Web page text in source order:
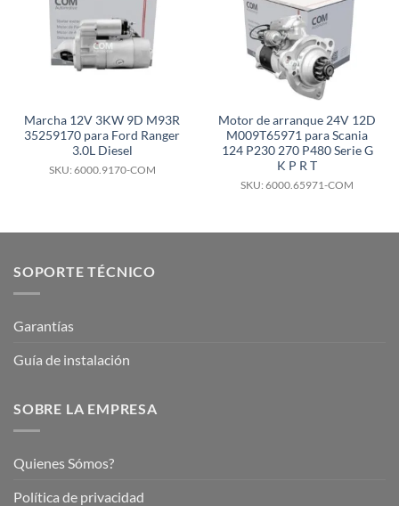
Marcha 12V 3KW 9D M93R
35259170 para Ford Ranger
3.0L Diesel
SKU: 6000.9170-COM
Motor de arranque 24V 12D
M009T65971 para Scania
124 P230 270 P480 Serie G
K P R T
SKU: 6000.65971-COM
SOPORTE TÉCNICO
Garantías
Guía de instalación
SOBRE LA EMPRESA
Quienes Sómos?
Política de privacidad